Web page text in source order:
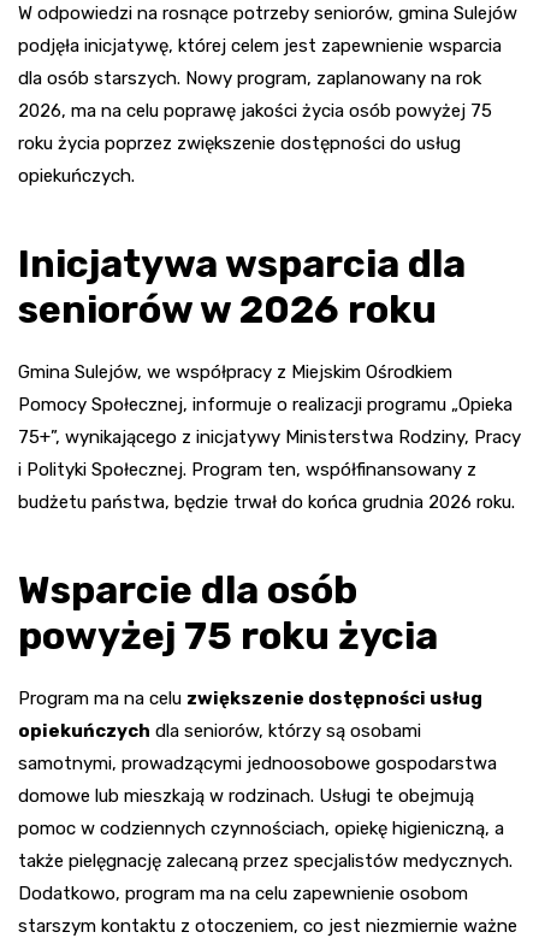
W odpowiedzi na rosnące potrzeby seniorów, gmina Sulejów
podjęła inicjatywę, której celem jest zapewnienie wsparcia
dla osób starszych. Nowy program, zaplanowany na rok
2026, ma na celu poprawę jakości życia osób powyżej 75
roku życia poprzez zwiększenie dostępności do usług
opiekuńczych.
Inicjatywa wsparcia dla
seniorów w 2026 roku
Gmina Sulejów, we współpracy z Miejskim Ośrodkiem
Pomocy Społecznej, informuje o realizacji programu „Opieka
75+”, wynikającego z inicjatywy Ministerstwa Rodziny, Pracy
i Polityki Społecznej. Program ten, współfinansowany z
budżetu państwa, będzie trwał do końca grudnia 2026 roku.
Wsparcie dla osób
powyżej 75 roku życia
Program ma na celu zwiększenie dostępności usług
opiekuńczych dla seniorów, którzy są osobami
samotnymi, prowadzącymi jednoosobowe gospodarstwa
domowe lub mieszkają w rodzinach. Usługi te obejmują
pomoc w codziennych czynnościach, opiekę higieniczną, a
także pielęgnację zalecaną przez specjalistów medycznych.
Dodatkowo, program ma na celu zapewnienie osobom
starszym kontaktu z otoczeniem, co jest niezmiernie ważne